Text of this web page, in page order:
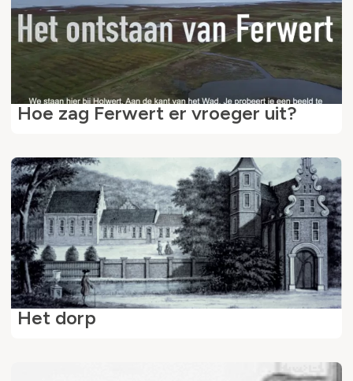
Hoe zag Ferwert er vroeger uit?
Het dorp